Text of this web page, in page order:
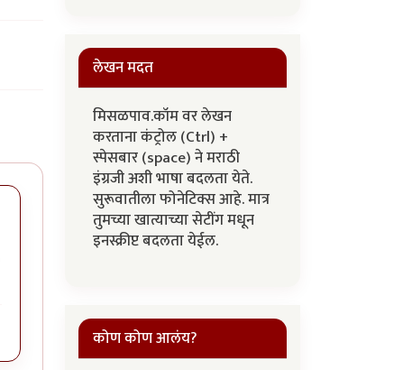
लेखन मदत
मिसळपाव.कॉम वर लेखन
करताना कंट्रोल (Ctrl) +
स्पेसबार (space) ने मराठी
इंग्रजी अशी भाषा बदलता येते.
सुरूवातीला फोनेटिक्स आहे. मात्र
तुमच्या खात्याच्या सेटींग मधून
इनस्क्रीप्ट बदलता येईल.
कोण कोण आलंय?